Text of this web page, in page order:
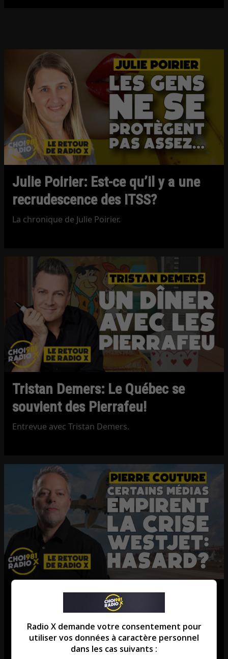
Julie Poirier: Est-ce qu’il y a une
recrudescence des ITSS?
La chronique de Julie Poirier.
Tristan Demers: Le Québec se
souvient des Pierrafeu!
Entrevue avec Tristan Demers.
Pierre Couture: Enfin le marché
immobilier de Québec RALENTI!
La chronique de Pierre Couture.
Radio X demande votre consentement pour
utiliser vos données à caractère personnel
dans les cas suivants :